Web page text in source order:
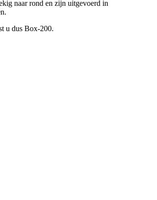
naar rond en zijn uitgevoerd in
u dus Box-200.